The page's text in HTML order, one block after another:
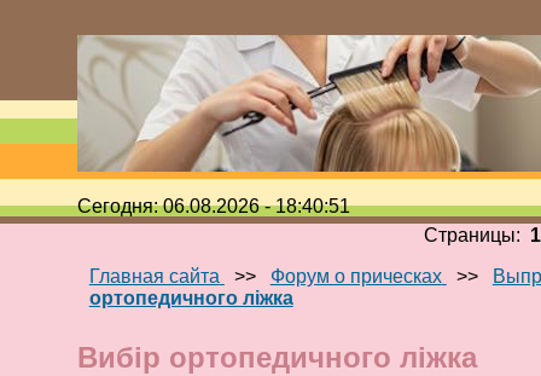
Сегодня: 06.08.2026 - 18:40:51
Страницы: 1
Главная сайта
>> Форум о прическах >>
ортопедичного ліжка
Вибір ортопедичного ліжка